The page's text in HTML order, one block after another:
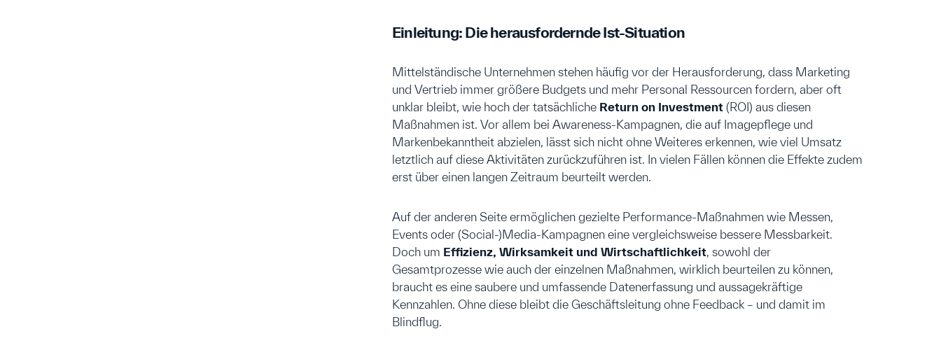
Einleitung: Die herausfordernde Ist-Situation
Mittelständische Unternehmen stehen häufig vor der Herausforderung, dass Marketing
und Vertrieb immer größere Budgets und mehr Personal Ressourcen fordern, aber oft
unklar bleibt, wie hoch der tatsächliche Return on Investment (ROI) aus diesen
Maßnahmen ist. Vor allem bei Awareness-Kampagnen, die auf Imagepflege und
Markenbekanntheit abzielen, lässt sich nicht ohne Weiteres erkennen, wie viel Umsatz
letztlich auf diese Aktivitäten zurückzuführen ist. In vielen Fällen können die Effekte zudem
erst über einen langen Zeitraum beurteilt werden.
Auf der anderen Seite ermöglichen gezielte Performance-Maßnahmen wie Messen,
Events oder (Social-)Media-Kampagnen eine vergleichsweise bessere Messbarkeit.
Doch um Effizienz, Wirksamkeit und Wirtschaftlichkeit, sowohl der
Gesamtprozesse wie auch der einzelnen Maßnahmen, wirklich beurteilen zu können,
braucht es eine saubere und umfassende Datenerfassung und aussagekräftige
Kennzahlen. Ohne diese bleibt die Geschäftsleitung ohne Feedback – und damit im
Blindflug.